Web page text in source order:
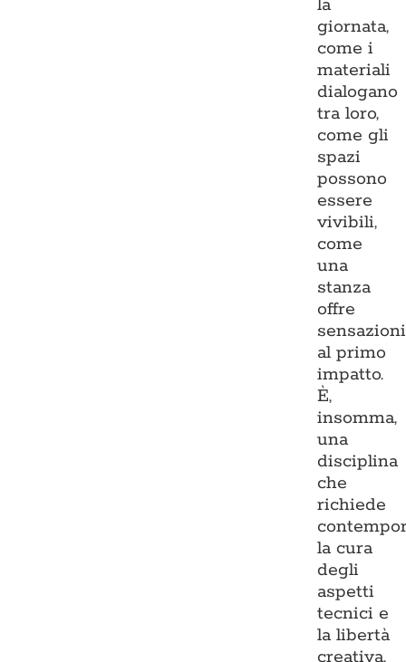
la
giornata,
come i
materiali
dialogano
tra loro,
come gli
spazi
possono
essere
vivibili,
come
una
stanza
offre
sensazioni
al primo
impatto.
È,
insomma,
una
disciplina
che
richiede
la cura
degli
aspetti
tecnici e
la libertà
creativa.